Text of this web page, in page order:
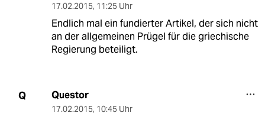
17.02.2015, 11:25 Uhr
Endlich mal ein fundierter Artikel, der sich nicht
an der allgemeinen Prügel für die griechische
Regierung beteiligt.
Q Questor
17.02.2015, 10:45 Uhr